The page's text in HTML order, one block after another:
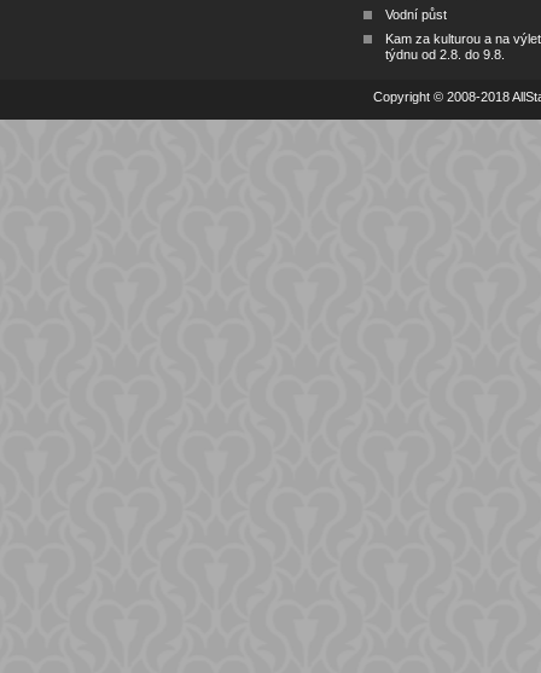
Vodní půst
Kam za kulturou a na
týdnu od 2.8. do 9.8.
Copyright © 2008-2018